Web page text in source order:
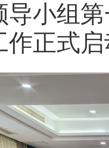
导小组
作正式